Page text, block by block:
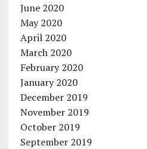
June 2020
May 2020
April 2020
March 2020
February 2020
January 2020
December 2019
November 2019
October 2019
September 2019